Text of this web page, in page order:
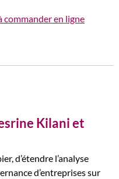
commander en ligne
Kilani et
d’étendre l’analyse
d’entreprises sur